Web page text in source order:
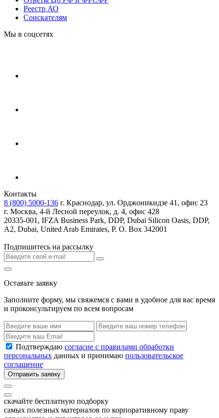
Реестр АО
Соискателям
Мы в соцсетях
Контакты
8 (800) 5000-136 г. Краснодар, ул. Орджоникидзе 41, офис 23
г. Москва, 4-й Лесной переулок, д. 4, офис 428
20335-001, IFZA Business Park, DDP, Dubai Silicon Oasis, DDP,
A2, Dubai, United Arab Emirates, P. O. Box 342001
Подпишитесь на рассылку
Оставьте заявку
Заполните форму, мы свяжемся с вами в удобное для вас время
и проконсультируем по всем вопросам
Подтверждаю согласие с правилами обработки
персональных данных и принимаю пользовательское
соглашение
Отправить заявку
скачайте бесплатную подборку
самых полезных материалов по корпоративному праву